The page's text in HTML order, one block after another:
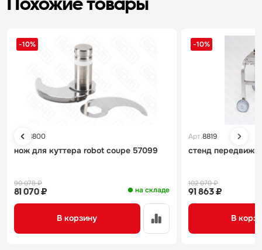
-10%
Арт. 8800
нож для куттера robot coupe 57099
на складе
81 070 ₽
90 078 ₽
В корзину
-10%
Арт.8819
стенд
91 863 ₽
102 070 ₽
В